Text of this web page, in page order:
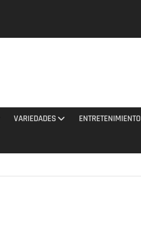
VARIEDADES ENTRETENIMIENTO